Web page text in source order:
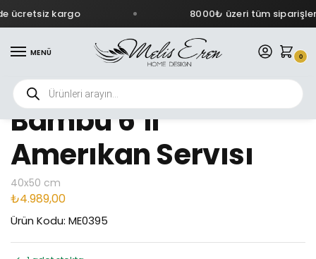
ücretsiz kargo 8000₺ üzeri tüm
MENÜ 0
Bambu 6’lı
Amerıkan Servısı
40x50 cm
₺4.989,00
Ürün Kodu: ME0395